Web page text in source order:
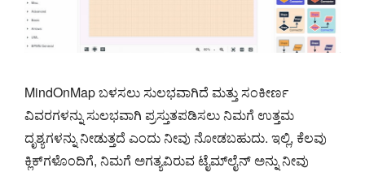
MindOnMap ಬಳಸಲು ಸುಲಭವಾಗಿದೆ ಮತ್ತು ಸಂಕೀರ್ಣ
ವಿವರಗಳನ್ನು ಸುಲಭವಾಗಿ ಪ್ರಸ್ತುತಪಡಿಸಲು ನಿಮಗೆ ಉತ್ತಮ
ದೃಶ್ಯಗಳನ್ನು ನೀಡುತ್ತದೆ ಎಂದು ನೀವು ನೋಡಬಹುದು. ಇಲ್ಲಿ, ಕೆಲವು
ಕ್ಲಿಕ್‌ಗಳೊಂದಿಗೆ, ನಿಮಗೆ ಅಗತ್ಯವಿರುವ ಟೈಮ್‌ಲೈನ್ ಅನ್ನು ನೀವು